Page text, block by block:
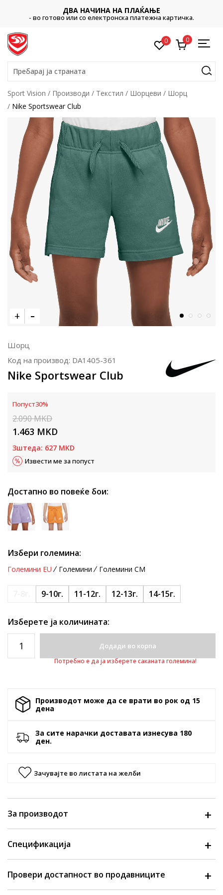
ДВА НАЧИНА НА ПЛАЌАЊЕ
- во готово или со електронска платежна картичка.
0 0
Пребарај ја страната
Sport Vision Производи Текстил Шорцеви
Шорц
Nike Sportswear Club
Шорц
Код на производ: DA1405-361
Nike Sportswear Club
Попуст30%
2.090MKD
1.463 MKD
Зштеда: 627 MKD
Извести ме за попуст
Достапно во повеќе бои:
Избери големина:
Големини EU Големини Големини CM
9-10г. 11-12г. 12-13г. 14-15г.
Изберете ја количината:
Додади во корпа
Потребно е да ја изберете саканата големина!
Производот може да се врати во рок од 15
денa
За сите нарачки доставата изнесува 180
ден.
Зачувајте во листата на желби
За производот
Спецификација
Провери достапност во продавниците